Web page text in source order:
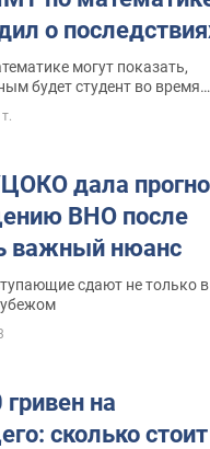
о
могут показать,
будет студент во время
дала
ВНО после
важный нюанс
сдают не только в
на
сколько стоит